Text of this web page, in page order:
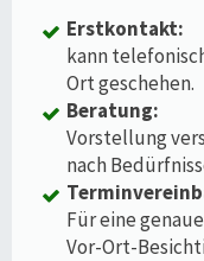
Erstkontakt:
kann
Ort geschehen.
Beratung:
Vorstellung
nach
Für eine
Vor-Ort-